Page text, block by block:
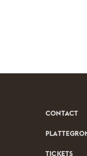
CONTACT
TICKETS